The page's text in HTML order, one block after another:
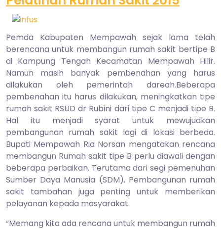
Pemda Kabupaten Mempawah sejak lama telah
berencana untuk membangun rumah sakit bertipe B
di Kampung Tengah Kecamatan Mempawah Hilir.
Namun masih banyak pembenahan yang harus
dilakukan oleh pemerintah dareah.Beberapa
pembenahan itu harus dilakukan, meningkatkan tipe
rumah sakit RSUD dr Rubini dari tipe C menjadi tipe B.
Hal itu menjadi syarat untuk mewujudkan
pembangunan rumah sakit lagi di lokasi berbeda.
Bupati Mempawah Ria Norsan mengatakan rencana
membangun Rumah sakit tipe B perlu diawali dengan
beberapa perbaikan. Terutama dari segi pemenuhan
Sumber Daya Manusia (SDM). Pembangunan rumah
sakit tambahan juga penting untuk memberikan
pelayanan kepada masyarakat.
“Memang kita ada rencana untuk membangun rumah